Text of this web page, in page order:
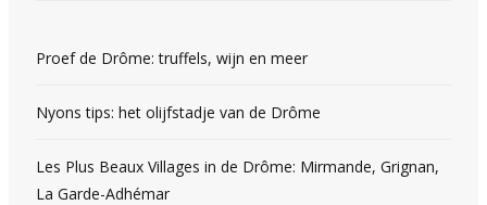
Proef de Drôme: truffels, wijn en meer
Nyons tips: het olijfstadje van de Drôme
Les Plus Beaux Villages in de Drôme: Mirmande, Grignan,
La Garde-Adhémar